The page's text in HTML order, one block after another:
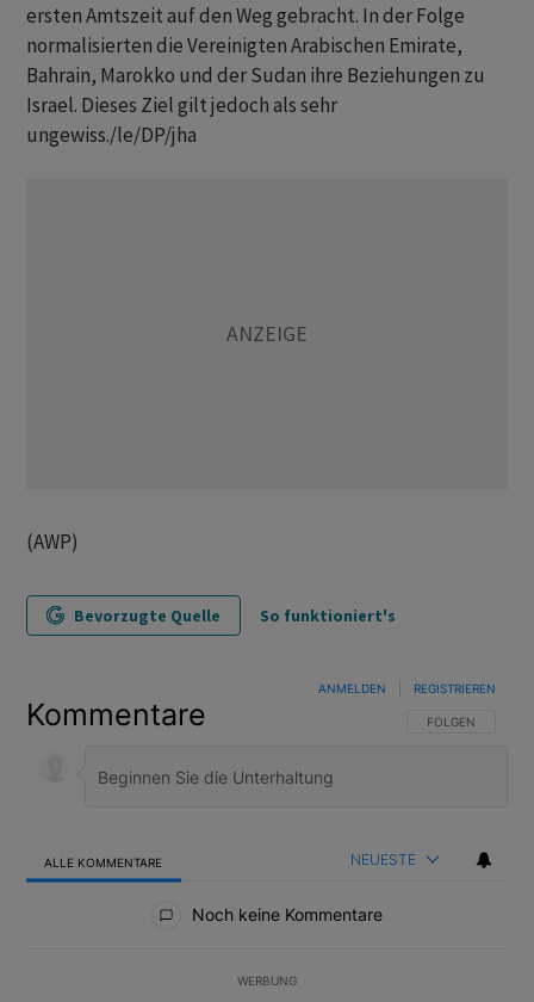
ersten Amtszeit auf den Weg gebracht. In der Folge
normalisierten die Vereinigten Arabischen Emirate,
Bahrain, Marokko und der Sudan ihre Beziehungen zu
Israel. Dieses Ziel gilt jedoch als sehr
ungewiss./le/DP/jha
(AWP)
Bevorzugte Quelle So funktioniert's
Kommentare FOLGE DIESER
FOLGEN
ANMELDEN REGISTRIEREN
ALLE KOMMENTARE NEUESTE
Noch keine Kommentare
WERBUNG